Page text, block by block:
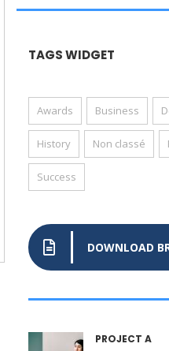
TAGS WIDGET
Awards Business
History Non classé
Success
DOWNLOAD
PROJECT A